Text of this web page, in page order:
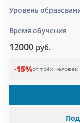
Уровень
Время обучения
12000 руб.
-15%от трёх человек